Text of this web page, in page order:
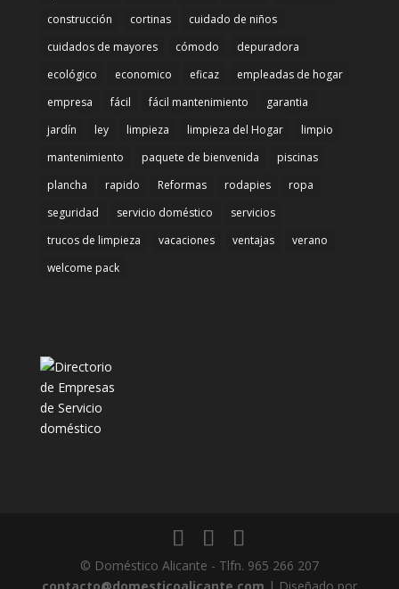
construcción
cortinas
cuidado de niños
cuidados de mayores
cómodo
depuradora
ecológico
economico eficaz
empleadas de hogar
empresa
fácil fácil mantenimiento
garantia
jardín
ley limpieza limpieza del Hogar
limpio
mantenimiento
paquete de bienvenida
piscinas
plancha
rapido Reformas rodapies
ropa
seguridad
servicio doméstico
servicios
trucos de limpieza
vacaciones ventajas
verano
welcome pack
© Doméstico Alicante - Tlfn. 965 266 207